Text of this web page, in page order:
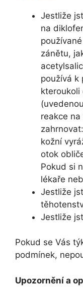
Jestliže
na
zánětu,
používá k
kteroukoli
reakce
kožní
otok
Pokud si
lékaře
Jestliže
Jestliže
Pokud se Vás
podmínek,
Upozornění a